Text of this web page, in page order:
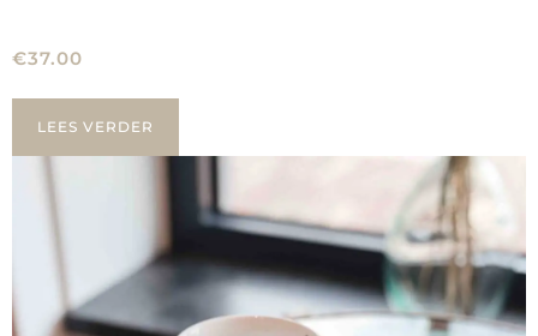
€37.00
LEES VERDER